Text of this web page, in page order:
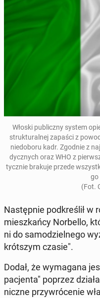
Włoski pu­blicz­ny system
struk­tu­ral­nej zapaści z
nie­do­bo­ru kadr. Zgodnie z
dycz­nych oraz WHO z
tycz­nie brakuje przede
go
(Fot.
Na­stęp­nie pod­kre­ślił w
miesz­kań­cy Nor­bel­lo,
ni do sa­mo­dziel­ne­go
krót­szym czasie".
Dodał, że wy­ma­ga­na
pa­cjen­ta" poprzez
nicz­ne przy­wró­ce­nie